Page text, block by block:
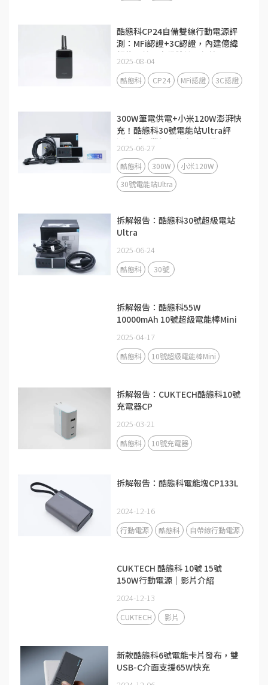
酷態科CP24自備雙線行動電源評
測：MFi認證+3C認證，內建億緯
鋰能電芯，自備雙線更便攜
2025-08-04
酷態科 CP24 MFi認證 3C認證
300W筆電供電+小米120W澎湃快
充！酷態科30號電能站Ultra評
測：「畢業級」的充電設備
2025-06-27
酷態科 300W
小米120W
30號電能站Ultra
拆解報告：酷態科30號超級電站
Ultra
2025-06-24
酷態科 30號
拆解報告：酷態科55W
10000mAh 10號超級電能棒Mini
2025-04-17
酷態科 10號超級電能棒Mini
拆解報告：CUKTECH酷態科10號
充電器CP
2025-03-21
酷態科 10號充電器
拆解報告：酷態科電能塊CP133L
2024-12-16
行動電源 酷態科 自帶線行動電源
CUKTECH 酷態科 10號 15號
150W行動電源｜影片介紹
2024-12-13
CUKTECH 影片
新款酷態科6號電能卡片發布，雙
USB-C介面支援65W快充